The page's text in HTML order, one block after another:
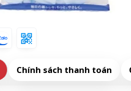
Chính sách thanh toán